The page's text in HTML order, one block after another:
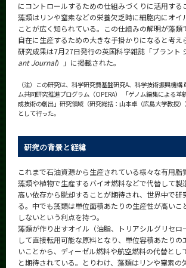
にコントロールするための仕組みづくりに活用する
藻類はリンや窒素などの栄養欠乏時に細胞内にオイ
ことが広く知られている。この仕組みの解明が藻類
自在に生産するための大きな手掛かりになると考え
研究成果は7月27日発行の英国科学雑誌「プラント
ant Journal）」に掲載された。
（注）この研究は、科学研究費基盤研究A、科学技術振興機
ム共同研究推進プログラム（OPERA） 「ゲノム編集による革
成技術の創出」研究領域（研究総括：山本卓（広島大学教授
として行った。
研究の背景と経緯
これまで石油資源から生産されている様々な有用脂
藻類や植物で生産するバイオ燃料などで代替して製
高い依存から脱却することが期待され、世界中で研
る。中でも藻類は単位面積あたりの生産性が高いこ
しないという利点を持つ。
藻類が作り出すオイル（油脂、トリアシルグリセロ
して直接転用可能な原料となり、単位容積あたりの
いことから、ディーゼル燃料や航空燃料の代替とし
と期待されている。とりわけ、藻類はリンや窒素の
系詳細情報
CLOSE